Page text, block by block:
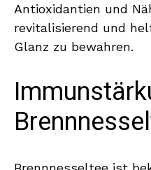
Antioxidantien und
revitalisierend und
Glanz zu bewahren.